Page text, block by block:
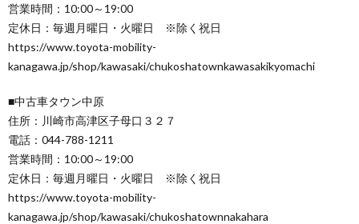
営業時間：10:00～19:00
定休日：毎週月曜日・火曜日 ※除く祝日
https://www.toyota-mobility-
kanagawa.jp/shop/kawasaki/chukoshatownkawasakikyomachi
■中古車タウン中原
住所：川崎市高津区子母口３２７
電話：044-788-1211
営業時間：10:00～19:00
定休日：毎週月曜日・火曜日 ※除く祝日
https://www.toyota-mobility-
kanagawa.jp/shop/kawasaki/chukoshatownnakahara